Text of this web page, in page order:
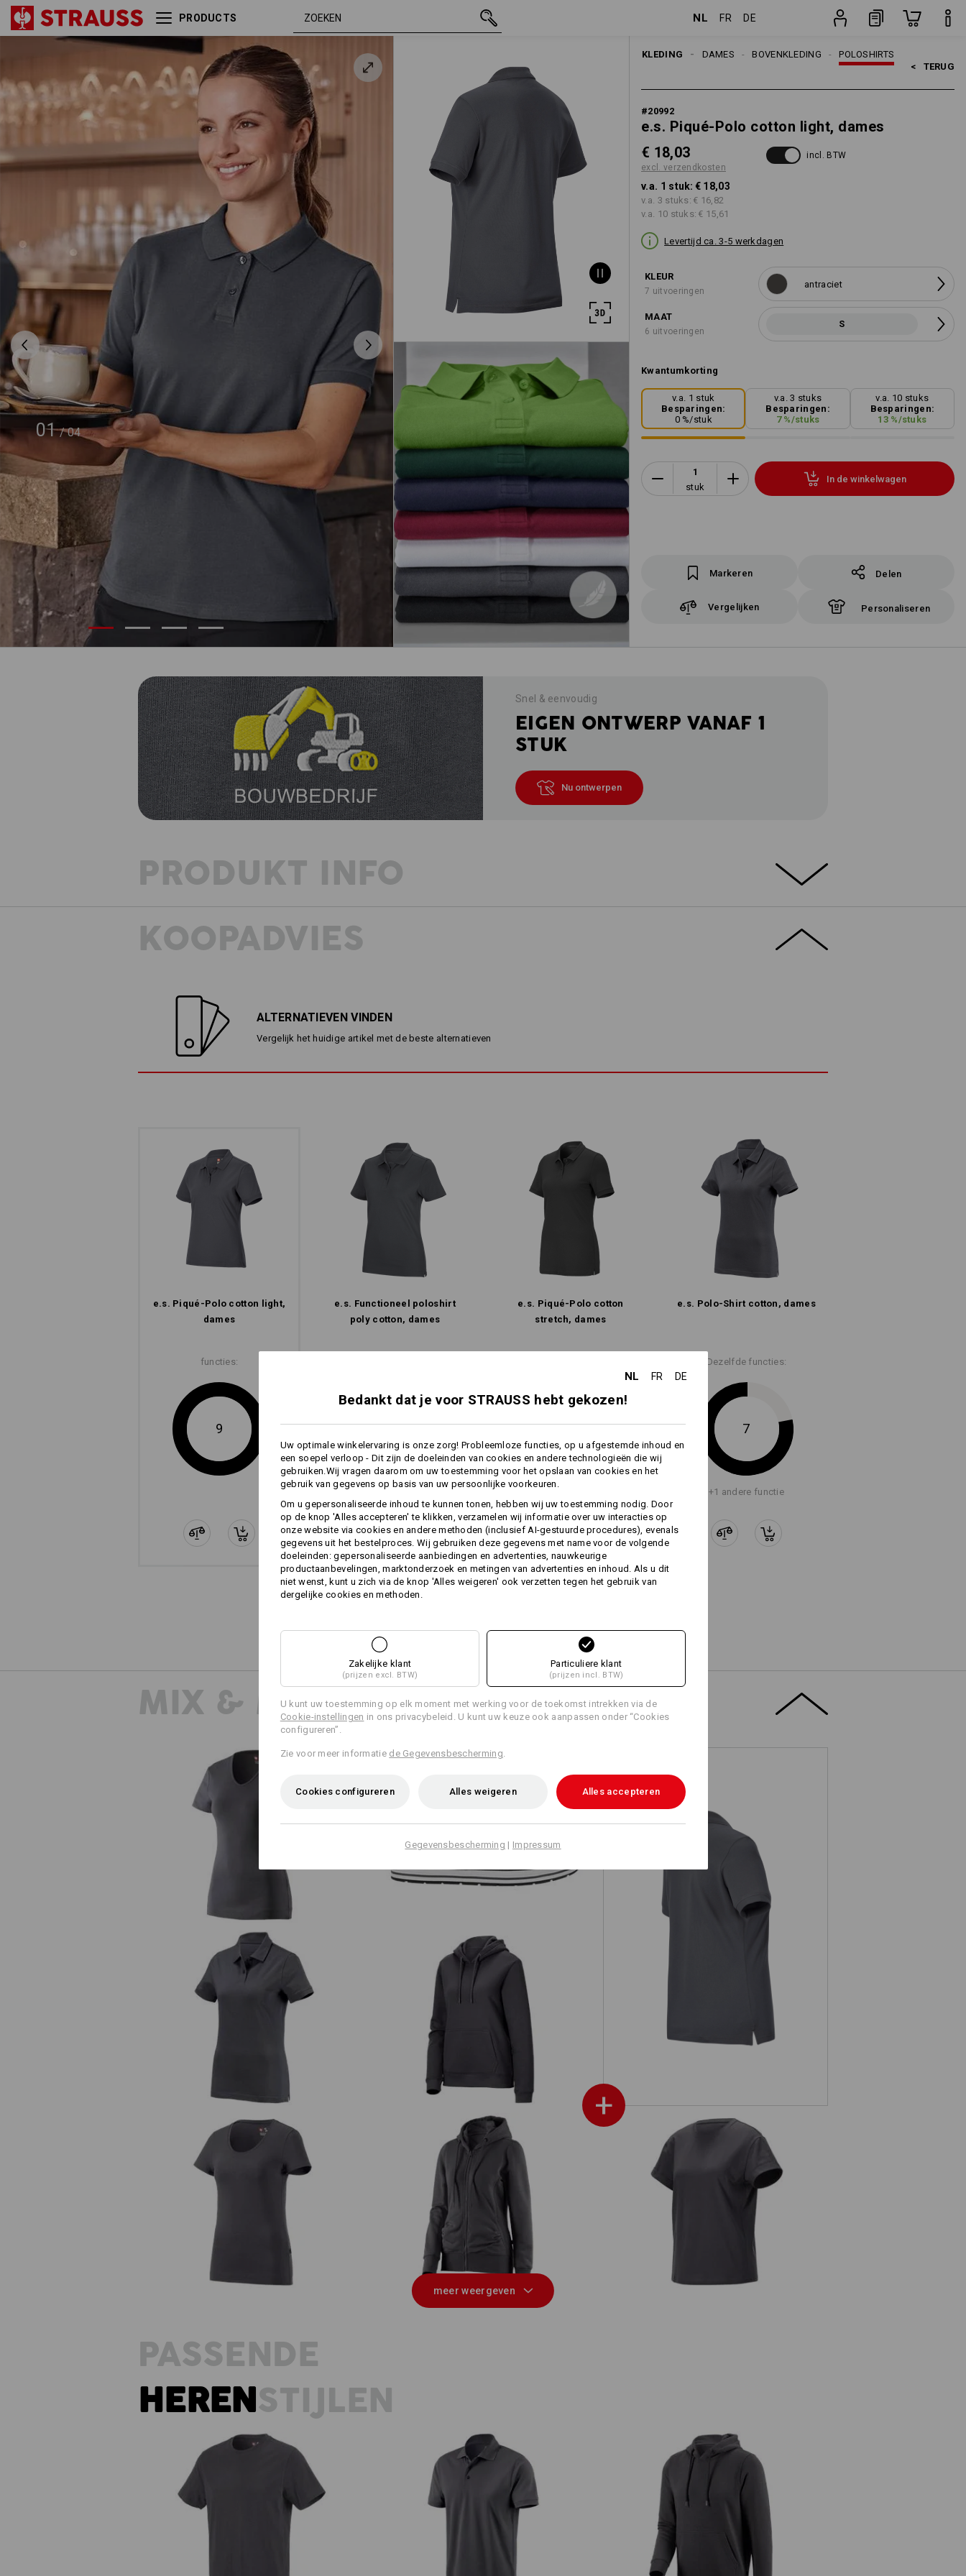
PRODUCTS NL FR DE
01 / 04
KLEDING POLOSHIRTS
BOVENKLEDING
DAMES
< TERUG
#20992
e.s. Piqué-Polo cotton light, dames
€ 18,03
excl. verzendkosten
incl. BTW
v.a. 1 stuk: € 18,03
v.a. 3 stuks: € 16,82
v.a. 10 stuks: € 15,61
Levertijd ca. 3-5 werkdagen
KLEUR
7 uitvoeringen
antraciet
MAAT
6 uitvoeringen
S
Kwantumkorting
v.a. 1 stuk
Besparingen:
0%/stuk
v.a. 3 stuks
Besparingen:
7%/stuks
v.a. 10 stuks
Besparingen:
13%/stuks
stuk
In de winkelwagen
Markeren Delen
Vergelijken Personaliseren
e.s. Piqué-Polo cotton light,
dames
antraciet S
Snel & eenvoudig
EIGEN ONTWERP VANAF 1
STUK
Nu ontwerpen
PRODUKT INFO
zomerse temperaturen!
van hoogwaardige katoen
2-voudige knoopsluiting
Materiaal:
Katoen
Wasvoorschrift:
Machinewas 40°C
Niet bleken
Drogen in droger behoedzaam
Koud strijken
KOOPADVIES
ALTERNATIEVEN VINDEN
Vergelijk het huidige artikel met de beste alternatieven
e.s. Piqué-Polo cotton light,
dames
functies:
9
e.s. Functioneel poloshirt
poly cotton, dames
e.s. Piqué-Polo cotton
stretch, dames
e.s. Polo-Shirt cotton, dames
7
+3 andere functies
7
Dezelfde functies:
7
+1 andere functie
MIX & MATCH
+
mid
e.s. Polo-Shirt cotton, dames
e.s. Hoody-Sweatshirt poly cotton,
e.s. Hoody-Sweatjack poly cotton,
dames
e.s. T-Shirt cotton stretch rolled
meer weergeven
PASSENDE
HERENSTIJLEN
e.s. T-Shirt cotton e.s. Polo-Shirt cotton e.s. Hoody-Sweatshirt poly cotton
NL FR DE
Bedankt dat je voor STRAUSS hebt gekozen!
Uw optimale winkelervaring is onze zorg! Probleemloze functies, op u afgestemde inhoud en
een soepel verloop - Dit zijn de doeleinden van cookies en andere technologieën die wij
gebruiken.Wij vragen daarom om uw toestemming voor het opslaan van cookies en het
gebruik van gegevens op basis van uw persoonlijke voorkeuren.
Om u gepersonaliseerde inhoud te kunnen tonen, hebben wij uw toestemming nodig. Door
op de knop 'Alles accepteren' te klikken, verzamelen wij informatie over uw interacties op
onze website via cookies en andere methoden (inclusief AI-gestuurde procedures), evenals
gegevens uit het bestelproces. Wij gebruiken deze gegevens met name voor de volgende
doeleinden: gepersonaliseerde aanbiedingen en advertenties, nauwkeurige
productaanbevelingen, marktonderzoek en metingen van advertenties en inhoud. Als u dit
niet wenst, kunt u zich via de knop 'Alles weigeren' ook verzetten tegen het gebruik van
dergelijke cookies en methoden.
Zakelijke klant
(prijzen excl. BTW)
Particuliere klant
(prijzen incl. BTW)
U kunt uw toestemming op elk moment met werking voor de toekomst intrekken via de
Cookie-instellingen in ons privacybeleid. U kunt uw keuze ook aanpassen onder “Cookies
configureren”.
Zie voor meer informatie de Gegevensbescherming
Cookies configureren Alles weigeren Alles accepteren
Gegevensbescherming | Impressum